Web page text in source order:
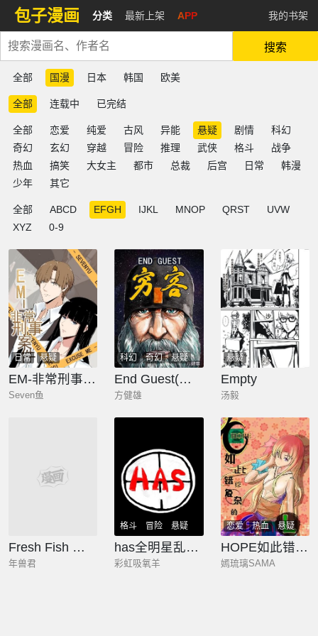
包子漫画 分类 最新上架 APP 我的书架
搜索
全部 国漫 日本 韩国 欧美
全部 连载中 已完结
全部 恋爱 纯爱 古风 异能 悬疑 剧情
科幻
奇幻
玄幻 穿越 冒险 推理 武侠 格斗
战争
热血
搞笑 大女主 都市 总裁 后宫 日常
韩漫
少年
其它
全部 ABCD EFGH IJKL MNOP QRST
UVW
XYZ
0-9
日常 悬疑
EM-非常刑事案件
Seven鱼
科幻 奇幻 悬疑
End Guest(穷客)
方健雄
悬疑
Empty
汤毅
Fresh Fish 末日之影
年兽君
格斗 冒险 悬疑
has全明星乱斗（草稿版）
彩虹吸氧羊
恋爱 热血 悬疑
HOPE如此错综复杂的GAL
嫣琉璃SAMA